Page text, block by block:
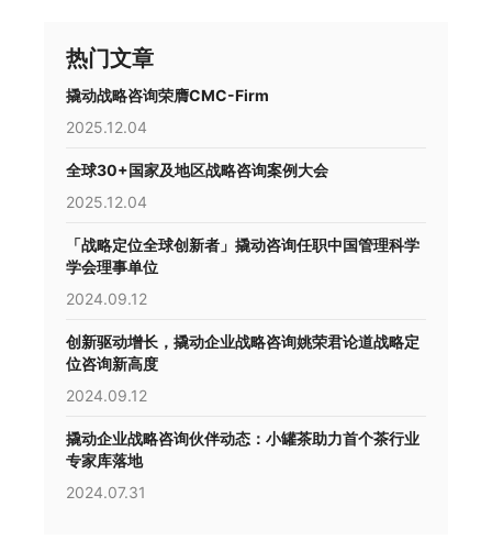
热门文章
撬动战略咨询荣膺CMC-Firm
2025.12.04
全球30+国家及地区战略咨询案例大会
2025.12.04
「战略定位全球创新者」撬动咨询任职中国管理科学
学会理事单位
2024.09.12
创新驱动增长，撬动企业战略咨询姚荣君论道战略定
位咨询新高度
2024.09.12
撬动企业战略咨询伙伴动态：小罐茶助力首个茶行业
专家库落地
2024.07.31